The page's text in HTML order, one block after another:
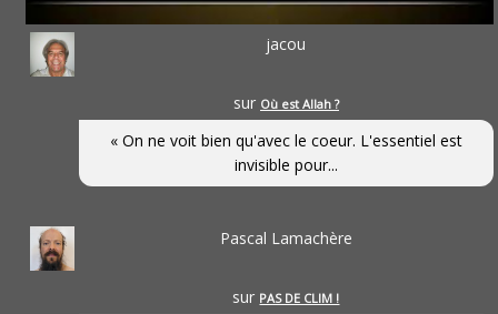
jacou
sur Où est Allah ?
« On ne voit bien qu'avec le coeur. L'essentiel est
invisible pour...
Pascal Lamachère
sur PAS DE CLIM !